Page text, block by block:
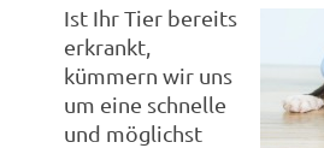
Ist Ihr Tier bereits
erkrankt,
kümmern wir uns
um eine schnelle
und möglichst